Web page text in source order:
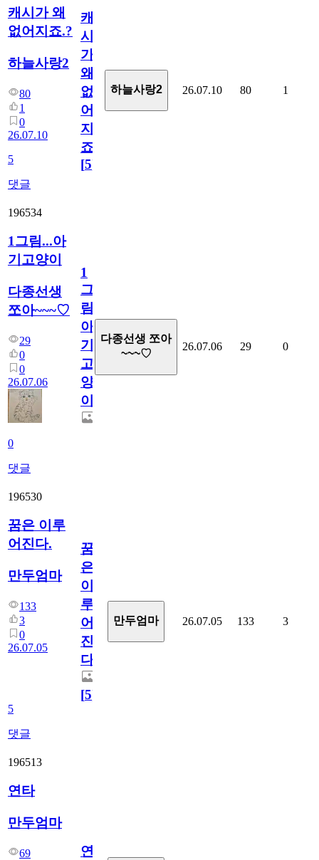
캐시가 왜
없어지죠.?
하늘사랑2
80
1
0
26.07.10
5
댓글
캐
시
가
왜
없
어
지
죠.?
[5]
하늘사랑2 26.07.10 80 1
196534
1그림...아
기고양이
다종선생
쪼아~~~♡
29
0
0
26.07.06
0
댓글
1
그
림...
아
기
고
양
이
다종선생 쪼아
~~~♡
26.07.06 29 0
196530
꿈은 이루
어진다.
만두엄마
133
3
0
26.07.05
5
댓글
꿈
은
이
루
어
진
다.
[5]
만두엄마 26.07.05 133 3
196513
연타
만두엄마
69
연